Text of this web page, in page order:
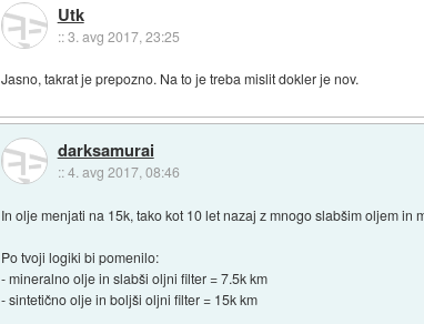
Utk
::3. avg 2017, 23:25
Jasno, takrat je prepozno. Na to je treba mislit dokler je nov.
darksamurai
::4. avg 2017, 08:46
In olje menjati na 15k, tako kot 10 let nazaj z mnogo slabšim oljem
Po tvoji logiki bi pomenilo:
- mineralno olje in slabši oljni filter = 7.5k km
- sintetično olje in boljši oljni filter = 15k km